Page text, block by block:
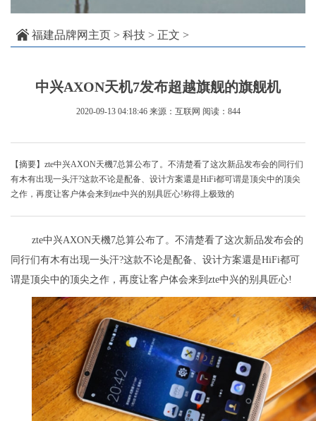
福建品牌网主页 > 科技 > 正文 >
中兴AXON天机7发布超越旗舰的旗舰机
2020-09-13 04:18:46 来源：互联网 阅读：844
【摘要】zte中兴AXON天機7总算公布了。不清楚看了这次新品发布会的同行们
有木有出现一头汗?这款不论是配备、设计方案還是HiFi都可谓是顶尖中的顶尖
之作，再度让客户体会来到zte中兴的别具匠心!称得上极致的
zte中兴AXON天機7总算公布了。不清楚看了这次新品发布会的
同行们有木有出现一头汗?这款不论是配备、设计方案還是HiFi都可
谓是顶尖中的顶尖之作，再度让客户体会来到zte中兴的别具匠心!